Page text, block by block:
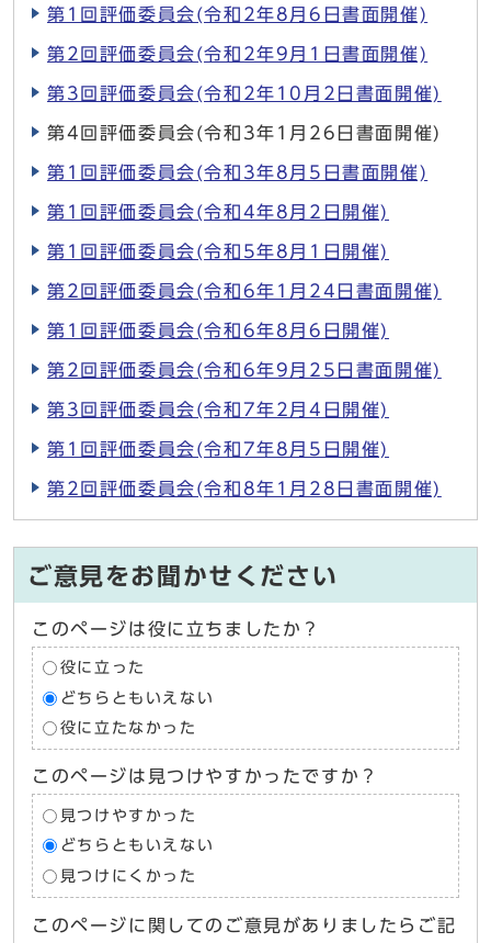
第1回評価委員会(令和2年8月6日書面開催)
第2回評価委員会(令和2年9月1日書面開催)
第3回評価委員会(令和2年10月2日書面開催)
第4回評価委員会(令和3年1月26日書面開催)
第1回評価委員会(令和3年8月5日書面開催)
第1回評価委員会(令和4年8月2日開催)
第1回評価委員会(令和5年8月1日開催)
第2回評価委員会(令和6年1月24日書面開催)
第1回評価委員会(令和6年8月6日開催)
第2回評価委員会(令和6年9月25日書面開催)
第3回評価委員会(令和7年2月4日開催)
第1回評価委員会(令和7年8月5日開催)
第2回評価委員会(令和8年1月28日書面開催)
ご意見をお聞かせください
このページは役に立ちましたか？
役に立った
どちらともいえない
役に立たなかった
このページは見つけやすかったですか？
見つけやすかった
どちらともいえない
見つけにくかった
このページに関してのご意見がありましたらご記